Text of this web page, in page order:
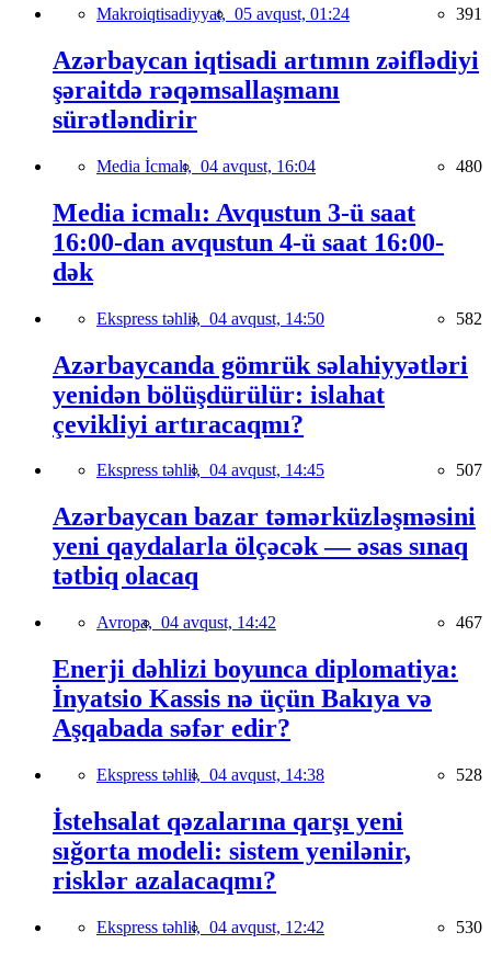
Makroiqtisadiyyat, 05 avqust, 01:24 391
Azərbaycan iqtisadi artımın zəiflədiyi
şəraitdə rəqəmsallaşmanı
sürətləndirir
Media İcmalı, 04 avqust, 16:04 480
Media icmalı: Avqustun 3-ü saat
16:00-dan avqustun 4-ü saat 16:00-
dək
Ekspress təhlil, 04 avqust, 14:50 582
Azərbaycanda gömrük səlahiyyətləri
yenidən bölüşdürülür: islahat
çevikliyi artıracaqmı?
Ekspress təhlil, 04 avqust, 14:45 507
Azərbaycan bazar təmərküzləşməsini
yeni qaydalarla ölçəcək — əsas sınaq
tətbiq olacaq
Avropa, 04 avqust, 14:42 467
Enerji dəhlizi boyunca diplomatiya:
İnyatsio Kassis nə üçün Bakıya və
Aşqabada səfər edir?
Ekspress təhlil, 04 avqust, 14:38 528
İstehsalat qəzalarına qarşı yeni
sığorta modeli: sistem yenilənir,
risklər azalacaqmı?
Ekspress təhlil, 04 avqust, 12:42 530